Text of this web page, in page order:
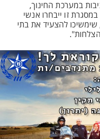
במערכת החינוך,
זו ייבחרו אנשי
שימשיכו להצעיד את בתי